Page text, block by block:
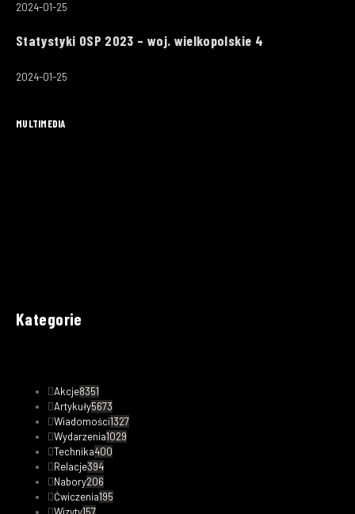
2024-01-25
Statystyki OSP 2023 – woj. wielkopolskie 4
2024-01-25
MULTIMEDIA
Kategorie
Akcje8351
Artykuły5673
Wiadomości1327
Wydarzenia1029
Technika400
Relacje394
Nabory206
Ćwiczenia195